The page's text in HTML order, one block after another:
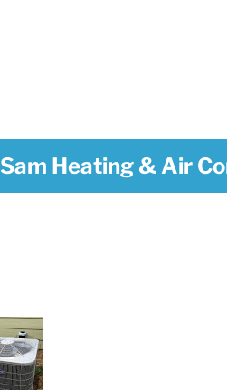
Sam Heating & Air